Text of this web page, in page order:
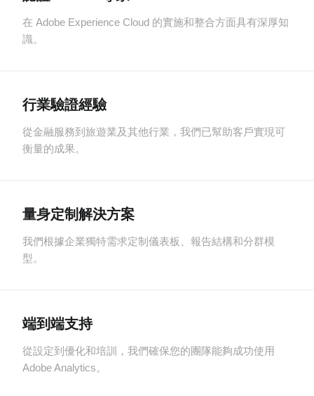
在 Adobe Experience Cloud 的實施和整合方面具有深厚知
識。
行業驗證經驗
從金融服務到旅遊業及其他行業，我們已幫助客戶實現可
衡量的成果。
量身定制解決方案
我們根據企業獨特需求定制儀表板、報告結構和分群模
型。
端到端支持
從設定到優化和培訓，我們確保您的團隊能夠成功使用
Adobe Analytics。